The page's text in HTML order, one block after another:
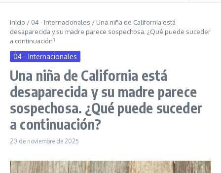
Inicio / 04 - Internacionales / Una niña de California está
desaparecida y su madre parece sospechosa. ¿Qué puede suceder
a continuación?
04 - Internacionales
Una niña de California está
desaparecida y su madre parece
sospechosa. ¿Qué puede suceder
a continuación?
20 de noviembre de 2025